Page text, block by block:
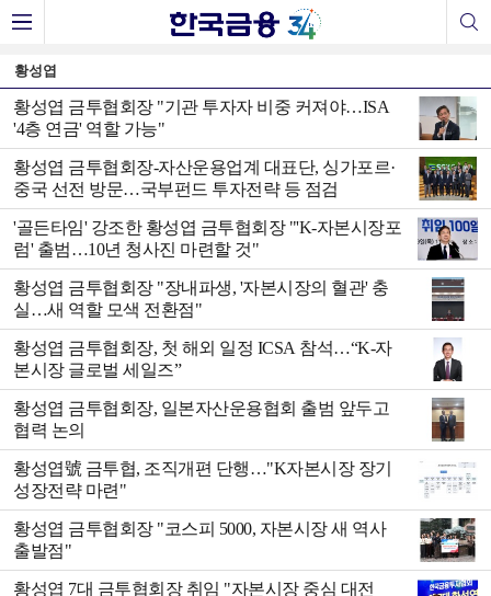
황성엽
황성엽 금투협회장 "기관 투자자 비중 커져야…ISA
'4층 연금' 역할 가능"
황성엽 금투협회장-자산운용업계 대표단, 싱가포르·
중국 선전 방문…국부펀드 투자전략 등 점검
'골든타임' 강조한 황성엽 금투협회장 "'K-자본시장포
럼' 출범…10년 청사진 마련할 것"
황성엽 금투협회장 "장내파생, '자본시장의 혈관' 충
실…새 역할 모색 전환점"
황성엽 금투협회장, 첫 해외 일정 ICSA 참석…“K-자
본시장 글로벌 세일즈”
황성엽 금투협회장, 일본자산운용협회 출범 앞두고
협력 논의
황성엽號 금투협, 조직개편 단행…"K자본시장 장기
성장전략 마련"
황성엽 금투협회장 "코스피 5000, 자본시장 새 역사
출발점"
황성엽 7대 금투협회장 취임 "자본시장 중심 대전